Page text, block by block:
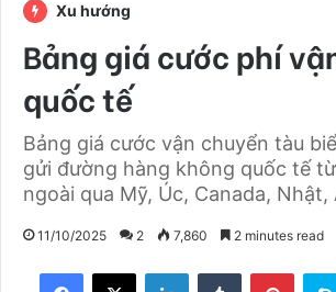
Xu hướng
Bảng giá cước phí
quốc tế
Bảng giá cước vận chuyển tàu
gửi đường hàng không quốc tế
ngoài qua Mỹ, Úc, Canada, Nhật,
11/10/2025 2 7,860 2 minutes read